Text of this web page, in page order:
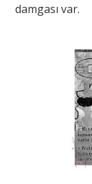
damgası var.